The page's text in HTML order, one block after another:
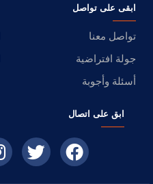
ابقى على تواصل
تواصل معنا
جولة افتراضية
أسئلة وأجوبة
ابق على اتصال